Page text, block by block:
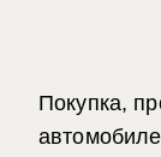
Покупка,